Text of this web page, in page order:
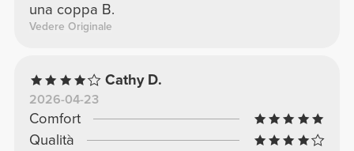
una coppa B.
Vedere Originale
Cathy D.
2026-04-23
Comfort
Qualità